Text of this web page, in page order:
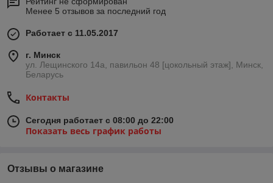
Менее 5 отзывов за последний год
Работает с 11.05.2017
г. Минск
ул. Лещинского 14а, павильон 48 [цокольный этаж], Минск,
Беларусь
Контакты
Сегодня работает с 08:00 до 22:00
Показать весь график работы
Отзывы о магазине